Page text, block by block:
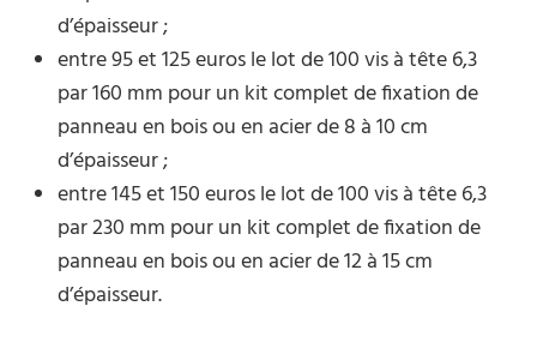
d’épaisseur ;
entre 95 et 125 euros le lot de 100 vis à tête 6,3
par 160 mm pour un kit complet de fixation de
panneau en bois ou en acier de 8 à 10 cm
d’épaisseur ;
entre 145 et 150 euros le lot de 100 vis à tête 6,3
par 230 mm pour un kit complet de fixation de
panneau en bois ou en acier de 12 à 15 cm
d’épaisseur.